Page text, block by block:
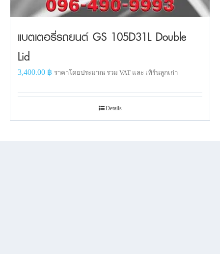
แบตเตอรี่รถยนต์ GS 105D31L Double
Lid
3,400.00 ฿ ราคาโดยประมาณ รวม VAT และ เทิร์นลูกเก่า
Details